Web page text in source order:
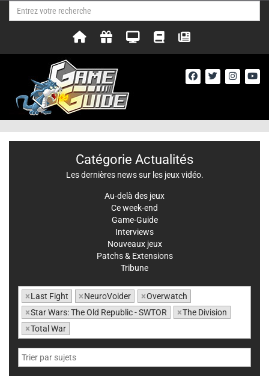
Catégorie Actualités
Les dernières news sur les jeux vidéo.
Au-delà des jeux
Ce week-end
Game-Guide
Interviews
Nouveaux jeux
Patchs & Extensions
Tribune
×Last Fight ×NeuroVoider ×Overwatch
×Star Wars: The Old Republic - SWTOR ×The Division
×Total War